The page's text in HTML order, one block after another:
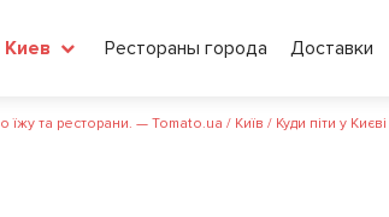
Киев Рестораны города Доставки
їжу та ресторани. — Tomato.ua / Київ / Куди піти у Києві